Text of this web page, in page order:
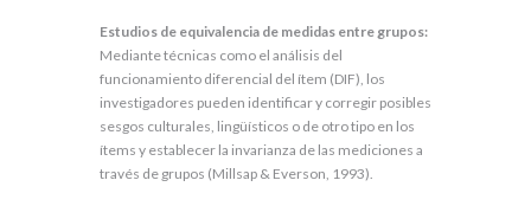
Estudios de equivalencia de medidas entre grupos:
Mediante técnicas como el análisis del
funcionamiento diferencial del ítem (DIF), los
investigadores pueden identificar y corregir posibles
sesgos culturales, lingüísticos o de otro tipo en los
ítems y establecer la invarianza de las mediciones a
través de grupos (Millsap & Everson, 1993).